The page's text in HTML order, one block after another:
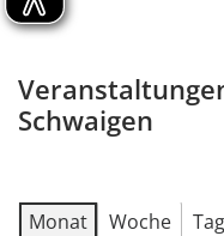
Schwaigen
Monat Woche Tag